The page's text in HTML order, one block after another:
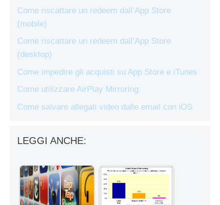
Come riscattare un redeem dall’App Store
(mobile)
Come riscattare un redeem dall’App Store
(desktop)
Come impedire gli acquisti su App Store e iTunes
Come utilizzare AirPlay Mirroring
Come salvare allegati video dalle email con iOS
LEGGI ANCHE: